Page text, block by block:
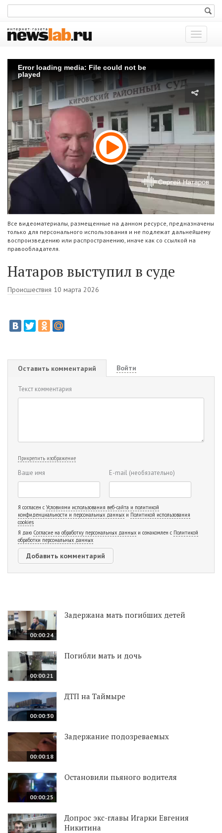
Показать
меню
Error loading media: File could not be
played
Все видеоматериалы, размещенные на данном ресурсе, предназначены
только для персонального использования и не подлежат дальнейшему
воспроизведению или распространению, иначе как со ссылкой на
правообладателя.
Натаров выступил в суде
Происшествия 10 марта 2026
Оставить комментарий Войти
Текст комментария
Прикрепить изображение
Ваше имя E-mail (необязательно)
Я согласен с Условиями использования веб-сайта и политикой
конфиденциальности и персональных данных и Политикой использования
cookies
Я даю Согласие на обработку персональных данных и ознакомлен с Политикой
обработки персональных данных
00:00:24
Задержана мать погибших детей
00:00:21
Погибли мать и дочь
00:00:30
ДТП на Таймыре
00:00:18
Задержание подозреваемых
00:00:25
Остановили пьяного водителя
Допрос экс-главы Игарки Евгения
Никитина